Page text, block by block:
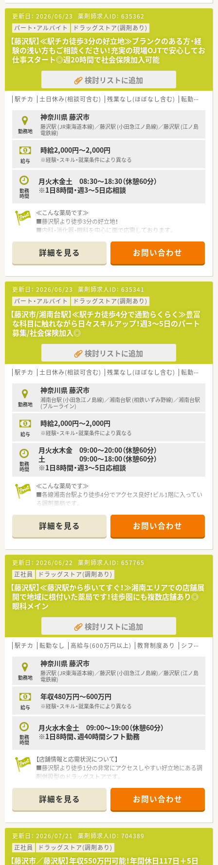
■国内だけでなく海外へも積極的に出店を拡大しており、全国展
開＋アジア圏への事業拡大を図っている企業です。
ートできます！
≪こんな企業です≫
■昭和31年に創業して以来、湘南エリアを中心にドラッグスト
アを展開しております。
■本社を構えている藤沢地区を中心に店舗展開しており、隣接の
湘南エリア、東京を含めて20店舗以上を運営しております。
調剤併設店は十数店舗展開中です！
■「湘南」の地を軸に、薬局を単にお薬を販売する場所と考える
のではなく、
お客さまの健康で美しい暮らしをサポートさせていただく場
■教育研修については、全薬剤師・調剤スタッフを対象に毎月1
回程度開催。
調剤業務全般を向上させるための意見交換や提案、新薬につい
ドクターを招いての処方解説、新しい保険制度のもとでの在宅
医療など、時期を鑑みてタイムリーな内容で進められます。
時間勤務にて就業されている方も多くいらっしゃいます。
≪こんな方におすすめ≫
■ブランクのある方、経験の浅い方もご相談ください！
更新日： 2026/06/23 薬剤師求人ID： 635362
パート・アルバイト
ドラッグストア(調剤あり)
【藤沢駅】≪駅チカ徒歩3分の好立地≫ブランクのある方・経
験の浅い方もご相談ください！充実の現場OJTで安心してお
仕事スタート◎週20時間で社会保険加入可能
検討リストに追加
駅チカ 土日休み(相談可含む) 残業なし(ほぼなし含む) 転勤なし
勤務地
神奈川県 藤沢市
藤沢駅 (JR東海道本線)／藤沢駅 (小田急江ノ島線)／藤沢駅 (江ノ島
電鉄線)
給与
時給2,000円～2,000円
※経験・スキル・就業条件により異なる
勤務
時間
月火木金土 08:30～18:30（休憩60分）
※1日8時間・週3～5日応相談
≪こんな薬局です≫
■藤沢駅より徒歩3分の好立地！
■内科・消化器・眼科を中心に面で応需しております。
■曜日や時間帯はお気軽にお問い合わせください。
≪こんな企業です≫
■昭和31年に創業して以来、湘南エリアを中心にドラッグスト
アを展開しております。
■本社を構えている藤沢地区を中心に店舗展開しており、隣接の
湘南エリア、東京を含めて20店舗以上を運営しております。
調剤併設店は十数店舗展開中です！
■「湘南」の地を軸に、薬局を単にお薬を販売する場所と考える
のではなく、
お客さまの健康で美しい暮らしをサポートさせていただく場
所と考え、店舗展開しております。
■教育研修については、全薬剤師・調剤スタッフを対象に毎月1
回程度開催。
調剤業務全般を向上させるための意見交換や提案、新薬につい
ドクターを招いての処方解説、新しい保険制度のもとでの在宅
医療など、時期を鑑みてタイムリーな内容で進められます。
■産前産後休暇、育児求職制度取得実績が多数あり、復職後、短
詳細を見る お問い合わせ
更新日： 2026/06/23 薬剤師求人ID： 635341
パート・アルバイト
ドラッグストア(調剤あり)
【藤沢市/湘南台駅】≪駅チカ徒歩4分で通勤らくらく≫豊富
な科目に触れながら日々スキルアップ！週3～5日のパート
募集/社会保険加入◎
検討リストに追加
駅チカ 土日休み(相談可含む) 残業なし(ほぼなし含む) 転勤なし
勤務地
神奈川県 藤沢市
湘南台駅 (小田急江ノ島線)／湘南台駅 (相鉄いずみ野線)／湘南台駅
(ブルーライン)
給与
時給2,000円～2,000円
※経験・スキル・就業条件により異なる
勤務
時間
月火水木金 09:00～20:00（休憩60分）
土 09:00～18:00（休憩60分）
※1日8時間・週3～5日応相談
≪こんな薬局です≫
■各線湘南台駅より徒歩4分でアクセス良好！ビル1階に入ってい
る調剤薬局です。
ております。複数科目に触れられるので日々学びの多い環境で
す。
■メインの応需科目は心療内科・整形外科・泌尿器科・脳神経外科
となります。
■応需枚数は1日あたり60～80枚程度です。
■1日8時間・週3～5日のパート薬剤師募集！
≪こんな企業です≫
■昭和31年に創業して以来、湘南エリアを中心にドラッグスト
アを展開しております。
■本社を構えている藤沢地区を中心に店舗展開しており、隣接の
湘南エリア、東京を含めて20店舗以上を運営しております。
調剤併設店は十数店舗展開中です！
■「湘南」の地を軸に、薬局を単にお薬を販売する場所と考える
のではなく、
所と考え、店舗展開しております。
■教育研修については、全薬剤師・調剤スタッフを対象に毎月1
回程度開催。
ての勉強会、急性期疾患に対応する医学知識の習得、ドクターを
招いての処方解説、新しい保険制度のもとでの在宅医療など、時
■産前産後休暇、育児求職制度取得実績が多数あり、復職後、短
時間勤務にて就業されている方も多くいらっしゃいます。
■定着率は高く、平均年齢は37.8歳です。新卒薬剤師から30年以
詳細を見る お問い合わせ
更新日： 2026/06/22 薬剤師求人ID： 657765
正社員
ドラッグストア(調剤あり)
【藤沢駅】≪藤沢駅から歩いてすぐ！≫湘南エリアでの店舗展
開で地域に根付いた薬局です！徒歩圏にも複数店舗あり◎
眼科メイン
検討リストに追加
駅チカ 転勤なし 高給与(600万円以上) 教育制度あり シフト制
勤務地
神奈川県 藤沢市
藤沢駅 (JR東海道本線)／藤沢駅 (小田急江ノ島線)／藤沢駅 (江ノ島
電鉄線)
給与
年収480万円～600万円
※経験・スキル・就業条件により異なる
勤務
時間
月火水木金土 09:00～19:00（休憩60分）
※1日8時間、週40時間シフト勤務
【店舗情報と応需状況について】
■藤沢駅より徒歩1分の非常にアクセスしやすい好立地にある調
剤併設型のドラッグストアです。
応需しており、1日あたり80枚から85枚の処方箋に対応していま
す。
■薬剤師は常勤1名、パート3名の計4名体制で運営されており、
常時3名体制で業務にあたっています。
【法人特徴について】
■創業昭和31年の歴史を持ち、本社のある藤沢地区を中心に湘
南エリアで地域密着の店舗展開をしている法人です。
詳細を見る お問い合わせ
更新日： 2026/07/21 薬剤師求人ID： 704389
正社員
ドラッグストア(調剤あり)
【藤沢市／藤沢駅】年収550万円可能！年間休日117日＋5日